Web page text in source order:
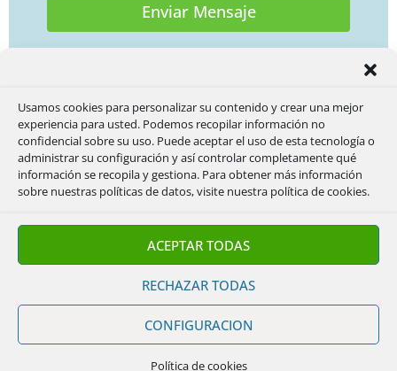
Usamos cookies para personalizar su contenido y crear una mejor
experiencia para usted. Podemos recopilar información no
confidencial sobre su uso. Puede aceptar el uso de esta tecnología o
administrar su configuración y así controlar completamente qué
información se recopila y gestiona. Para obtener más información
sobre nuestras políticas de datos, visite nuestra política de cookies.
ACEPTAR TODAS
RECHAZAR TODAS
CONFIGURACION
Política de cookies
Enviar Mensaje
¿Por qué aumenta el precio
de mi seguro?
Saber por qué aumenta el
precio de mi seguro es clave
para entender cómo funciona
el mercado asegurador y